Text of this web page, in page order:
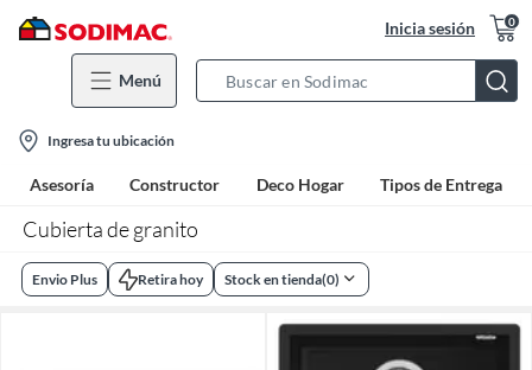
Inicia sesión 0
Menú
Bar
location-
icon
Ingresa tu ubicación
Asesoría Constructor Deco Hogar Tipos de Entrega
Cubierta de granito
Envio Plus Retira hoy Stock en tienda(0)